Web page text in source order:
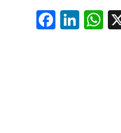
Fa
ce
Li
nk
W
ha